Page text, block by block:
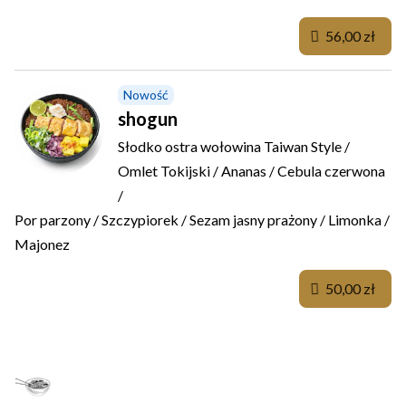
Nowość
shogun
Słodko ostra wołowina Taiwan Style /
Omlet Tokijski / Ananas / Cebula czerwona
/
Por parzony / Szczypiorek / Sezam jasny prażony / Limonka /
Majonez